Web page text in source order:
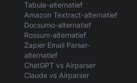
Tabula-alternatief
Amazon Textract-alternatief
Docsumo-alternatief
Rossum-alternatief
Zapier Email Parser-
alternatief
ChatGPT vs Airparser
Claude vs Airparser